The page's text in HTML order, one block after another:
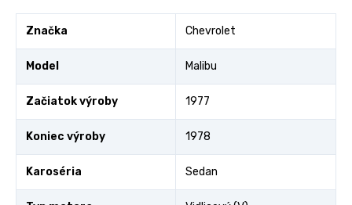
Značka Chevrolet
Model Malibu
Začiatok výroby 1977
Koniec výroby 1978
Karoséria Sedan